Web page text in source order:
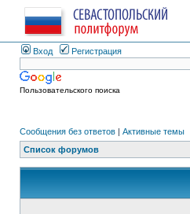
Вход Регистрация
Пользовательского поиска
Сообщения без ответов | Активные темы
Список форумов